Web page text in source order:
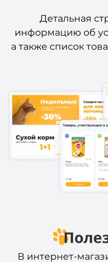
Детальная
информацию об
а также список
В интернет-